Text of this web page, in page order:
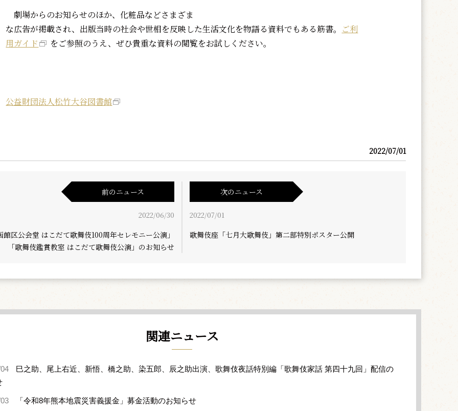
劇場からのお知らせのほか、化粧品などさまざま
な広告が掲載され、出版当時の社会や世相を反映した生活文化を物語る資料でもある筋書。
ご利
用ガイド
をご参照のうえ、ぜひ貴重な資料の閲覧をお試しください。
公益財団法人松竹大谷図書館
2022/07/01
前のニュース
2022/06/30
館区公会堂 はこだて歌舞伎100周年セレモニー公演」
「歌舞伎鑑賞教室 はこだて歌舞伎公演」のお知らせ
次のニュース
2022/07/01
歌舞伎座「七月大歌舞伎」第二部特別ポスター公開
関連ニュース
巳之助、尾上右近、新悟、橋之助、染五郎、辰之助出演、歌舞伎夜話特別編「歌舞伎家話 第四十九回」配信の
「令和8年熊本地震災害義援金」募金活動のお知らせ